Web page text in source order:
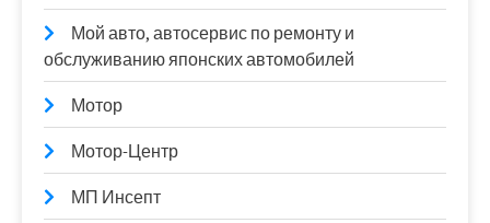
Мой авто, автосервис по ремонту и
обслуживанию японских автомобилей
Мотор
Мотор-Центр
МП Инсепт